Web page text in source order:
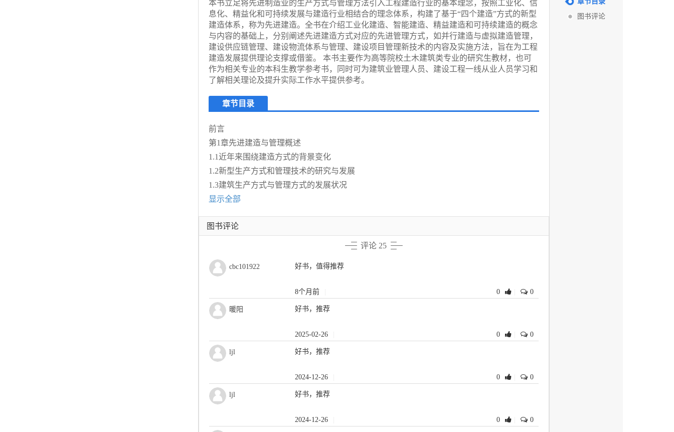
本书立足将先进制造业的生产方式与管理方法引入工程建造行业的基本理念，按照工业化、信
息化、精益化和可持续发展与建造行业相结合的理念体系，构建了基于“四个建造”方式的新型
建造体系，称为先进建造。全书在介绍工业化建造、智能建造、精益建造和可持续建造的概念
与内容的基础上，分别阐述先进建造方式对应的先进管理方式，如并行建造与虚拟建造管理，
建设供应链管理、建设物流体系与管理、建设项目管理新技术的内容及实施方法，旨在为工程
建造发展提供理论支撑或借鉴。 本书主要作为高等院校土木建筑类专业的研究生教材，也可
作为相关专业的本科生教学参考书，同时可为建筑业管理人员、建设工程一线从业人员学习和
了解相关理论及提升实际工作水平提供参考。
章节目录
前言
第1章先进建造与管理概述
1.1近年来围绕建造方式的背景变化
1.2新型生产方式和管理技术的研究与发展
1.3建筑生产方式与管理方式的发展状况
显示全部
图书评论
评论 25
cbc101922 好书，值得推荐
8个月前 0 0
暖阳 好书，推荐
2025-02-26 0 0
ljl 好书，推荐
2024-12-26 0 0
ljl 好书，推荐
2024-12-26 0 0
图书评论